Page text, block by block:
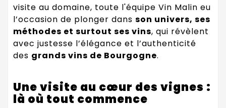
visite au domaine, toute l'équipe Vin Malin eu
l’occasion de plonger dans son univers, ses
méthodes et surtout ses vins, qui révèlent
avec justesse l’élégance et l’authenticité
des grands vins de Bourgogne.
Une visite au cœur des vignes :
là où tout commence